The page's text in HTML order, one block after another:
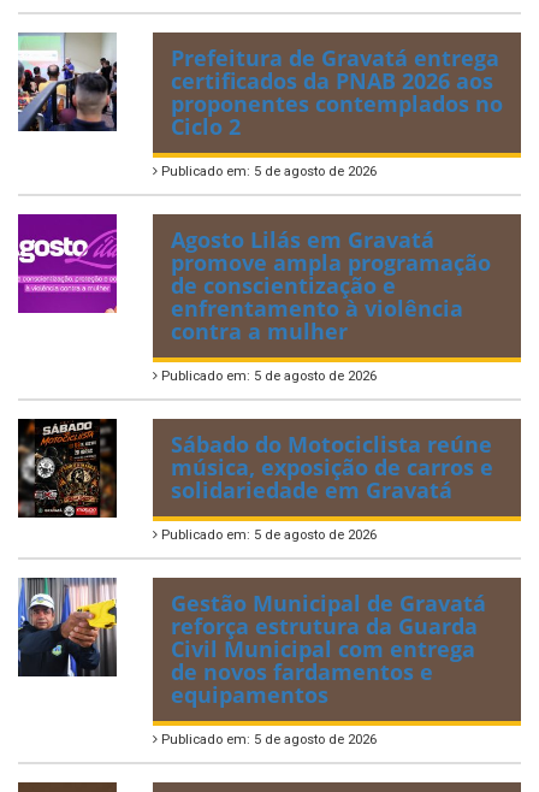
Prefeitura de Gravatá entrega
certificados da PNAB 2026 aos
proponentes contemplados no
Ciclo 2
Publicado em: 5 de agosto de 2026
Agosto Lilás em Gravatá
promove ampla programação
de conscientização e
enfrentamento à violência
contra a mulher
Publicado em: 5 de agosto de 2026
Sábado do Motociclista reúne
música, exposição de carros e
solidariedade em Gravatá
Publicado em: 5 de agosto de 2026
Gestão Municipal de Gravatá
reforça estrutura da Guarda
Civil Municipal com entrega
de novos fardamentos e
equipamentos
Publicado em: 5 de agosto de 2026